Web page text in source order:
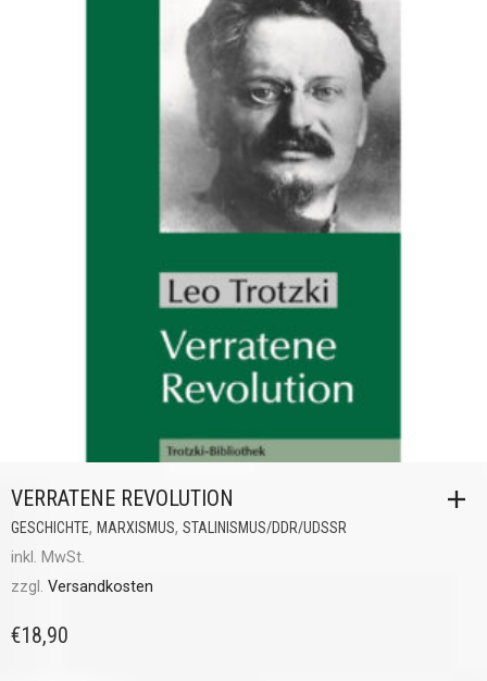
VERRATENE REVOLUTION
GESCHICHTE, MARXISMUS, STALINISMUS/DDR/UDSSR
inkl. MwSt.
zzgl. Versandkosten
€18,90